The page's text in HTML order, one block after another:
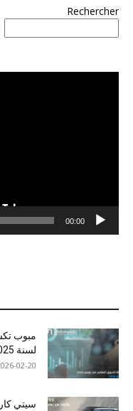
Rechercher
00:00
مبوب
لسنة 2025
02-20
سيتي